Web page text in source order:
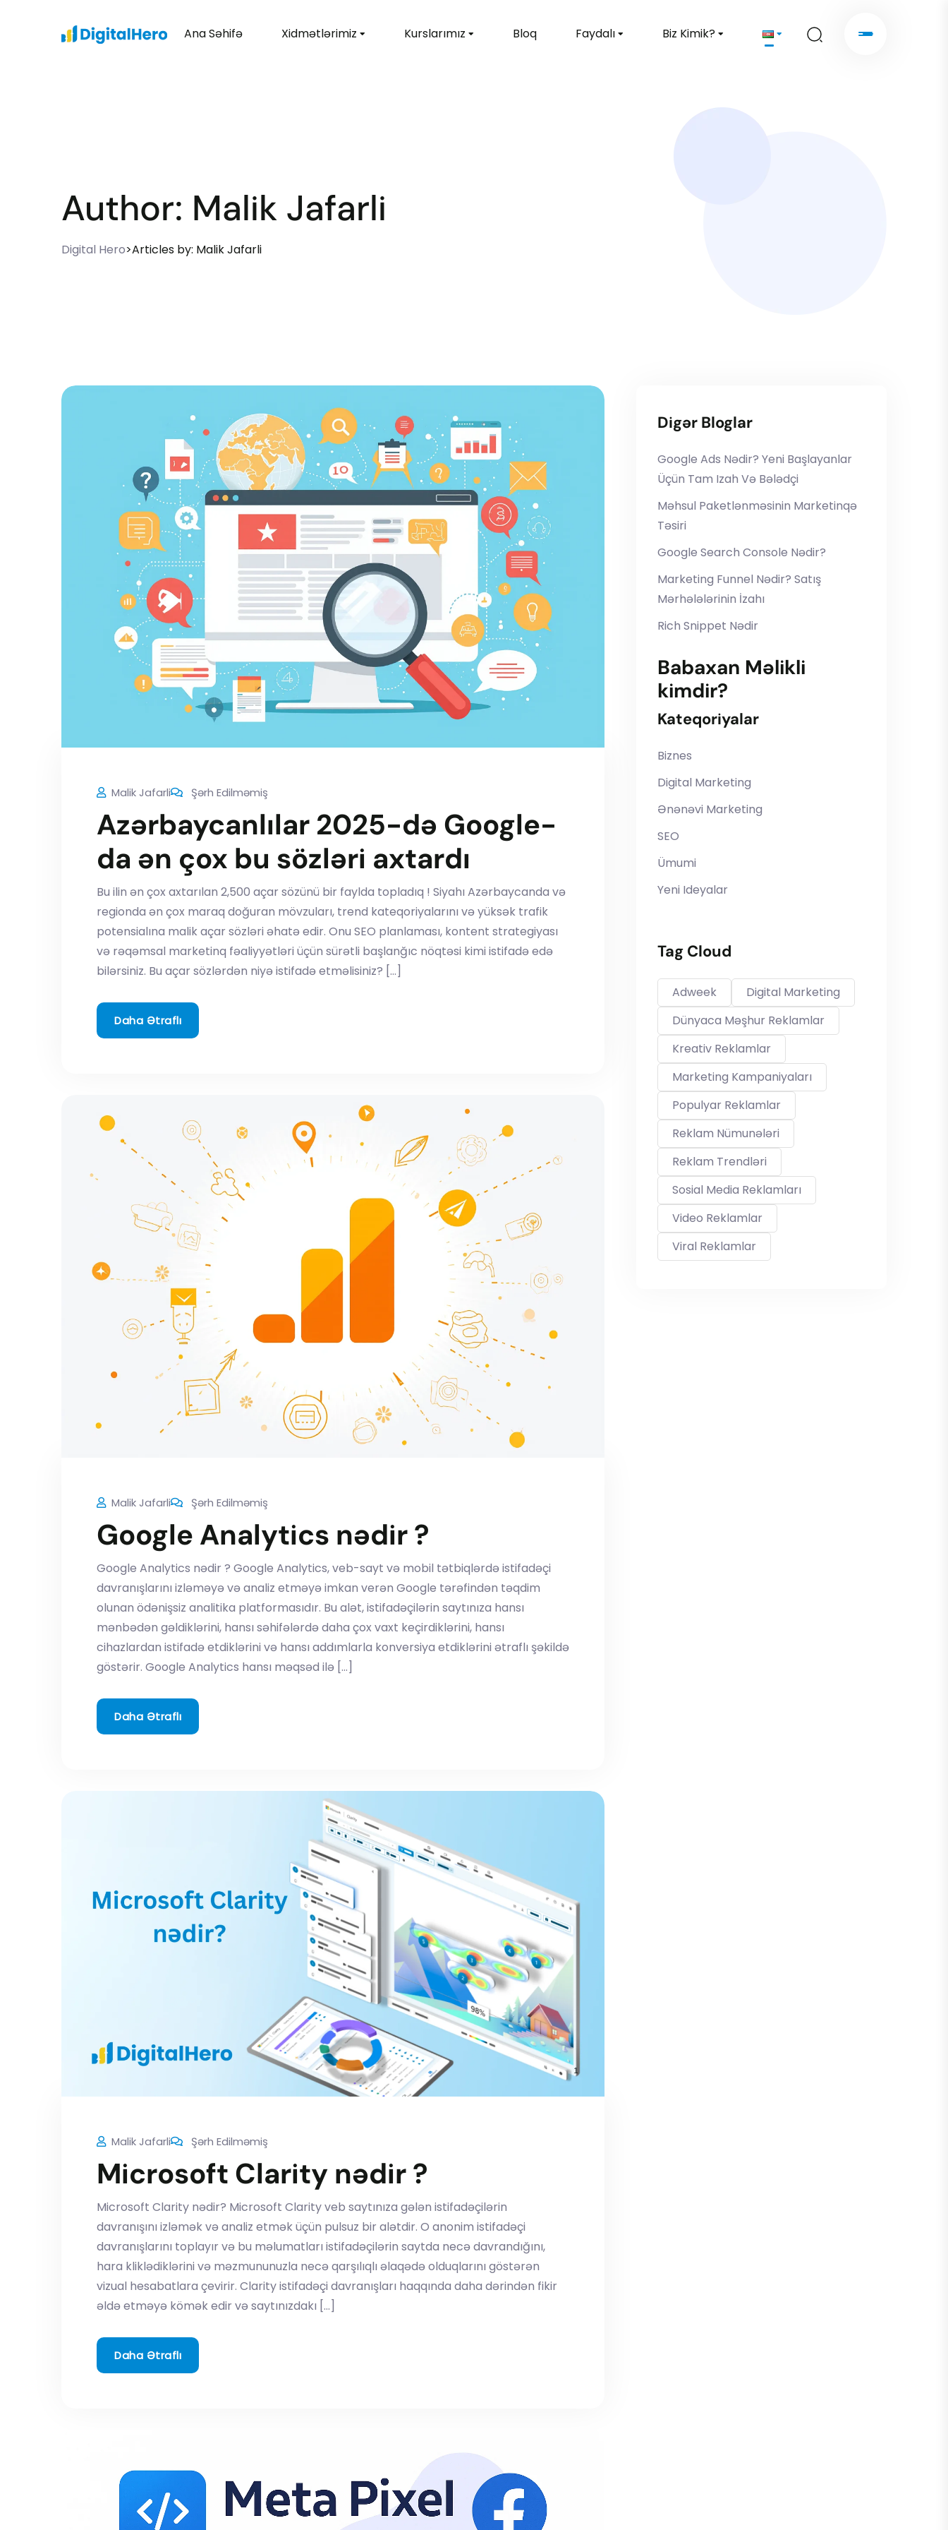
Ana Səhifə Xidmətlərimiz Kurslarımız Bloq Faydalı Biz Kimik?
Author: Malik Jafarli
Digital Hero>Articles by: Malik Jafarli
Malik Jafarli Şərh Edilməmiş
Azərbaycanlılar 2025-də Google-
da ən çox bu sözləri axtardı
Bu ilin ən çox axtarılan 2,500 açar sözünü bir faylda topladıq ! Siyahı Azərbaycanda və
regionda ən çox maraq doğuran mövzuları, trend kateqoriyalarını və yüksək trafik
potensialına malik açar sözləri əhatə edir. Onu SEO planlaması, kontent strategiyası
və rəqəmsal marketinq fəaliyyətləri üçün sürətli başlanğıc nöqtəsi kimi istifadə edə
bilərsiniz. Bu açar sözlərdən niyə istifadə etməlisiniz? […]
Daha Ətraflı
Malik Jafarli Şərh Edilməmiş
Google Analytics nədir ?
Google Analytics nədir ? Google Analytics, veb-sayt və mobil tətbiqlərdə istifadəçi
davranışlarını izləməyə və analiz etməyə imkan verən Google tərəfindən təqdim
olunan ödənişsiz analitika platformasıdır. Bu alət, istifadəçilərin saytınıza hansı
mənbədən gəldiklərini, hansı səhifələrdə daha çox vaxt keçirdiklərini, hansı
cihazlardan istifadə etdiklərini və hansı addımlarla konversiya etdiklərini ətraflı şəkildə
göstərir. Google Analytics hansı məqsəd ilə […]
Daha Ətraflı
Malik Jafarli Şərh Edilməmiş
Microsoft Clarity nədir ?
Microsoft Clarity nədir? Microsoft Clarity veb saytınıza gələn istifadəçilərin
davranışını izləmək və analiz etmək üçün pulsuz bir alətdir. O anonim istifadəçi
davranışlarını toplayır və bu məlumatları istifadəçilərin saytda necə davrandığını,
hara kliklədiklərini və məzmununuzla necə qarşılıqlı əlaqədə olduqlarını göstərən
vizual hesabatlara çevirir. Clarity istifadəçi davranışları haqqında daha dərindən fikir
əldə etməyə kömək edir və saytınızdakı […]
Daha Ətraflı
Digər Bloglar
Google Ads Nədir? Yeni Başlayanlar
Üçün Tam Izah Və Bələdçi
Məhsul Paketlənməsinin Marketinqə
Təsiri
Google Search Console Nədir?
Marketing Funnel Nədir? Satış
Mərhələlərinin İzahı
Rich Snippet Nədir
Babaxan Məlikli
kimdir?
Kateqoriyalar
Biznes
Digital Marketing
Ənənəvi Marketing
SEO
Ümumi
Yeni Ideyalar
Tag Cloud
Adweek
Digital Marketing
Dünyaca Məşhur Reklamlar
Kreativ Reklamlar
Marketing Kampaniyaları
Populyar Reklamlar
Reklam Nümunələri
Reklam Trendləri
Sosial Media Reklamları
Video Reklamlar
Viral Reklamlar